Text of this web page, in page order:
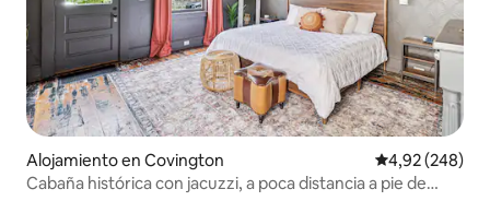
Alojamiento en Covington Calificación
4,92 (248)
Cabaña histórica con jacuzzi, a poca distancia a pie de